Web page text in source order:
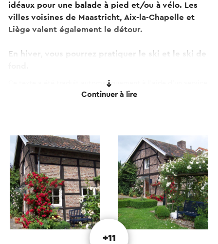
idéaux pour une balade à pied et/ou à vélo. Les
villes voisines de Maastricht, Aix-la-Chapelle et
Liège valent également le détour.
En hiver, vous pourrez pratiquer le ski et le ski de
Ce texte a été traduit automatiquement à l'aide d'un service
de traduction en ligne.Continuer à lire
+11